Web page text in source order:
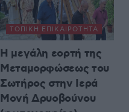
ΤΟΠΙΚΉ ΕΠΙΚΑΙΡΌΤΗΤΑ
Η μεγάλη εορτή της
Μεταμορφώσεως του
Σωτήρος στην Ιερά
Μονή Δρυοβούνου